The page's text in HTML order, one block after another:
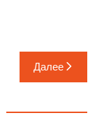
Далее